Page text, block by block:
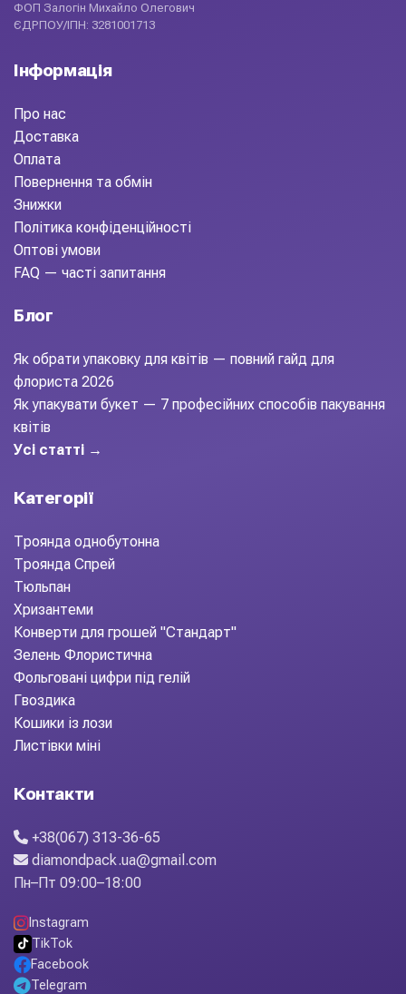
ФОП Залогін Михайло Олегович
ЄДРПОУ/ІПН: 3281001713
Інформація
Про нас
Доставка
Оплата
Повернення та обмін
Знижки
Політика конфіденційності
Оптові умови
FAQ — часті запитання
Блог
Як обрати упаковку для квітів — повний гайд для
флориста 2026
Як упакувати букет — 7 професійних способів пакування
квітів
Усі статті →
Категорії
Троянда однобутонна
Троянда Спрей
Тюльпан
Хризантеми
Конверти для грошей "Стандарт"
Зелень Флористична
Фольговані цифри під гелій
Гвоздика
Кошики із лози
Листівки міні
Контакти
+38(067) 313-36-65
diamondpack.ua@gmail.com
Пн–Пт 09:00–18:00
Instagram
TikTok
Facebook
Telegram